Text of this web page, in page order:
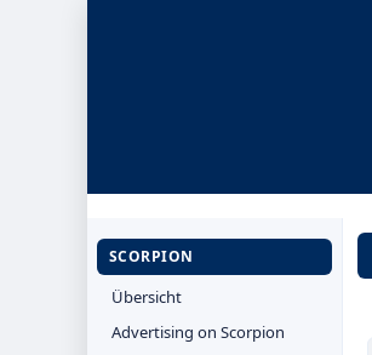
SCORPION
Übersicht
Advertising on Scorpion